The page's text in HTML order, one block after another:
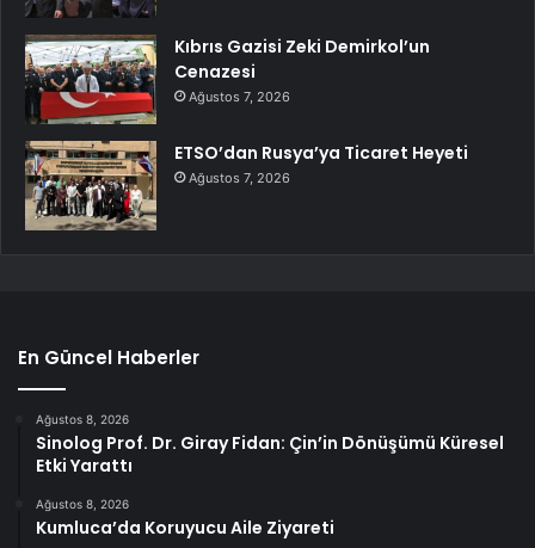
Kıbrıs Gazisi Zeki Demirkol’un
Cenazesi
Ağustos 7, 2026
ETSO’dan Rusya’ya Ticaret Heyeti
Ağustos 7, 2026
En Güncel Haberler
Ağustos 8, 2026
Sinolog Prof. Dr. Giray Fidan: Çin’in Dönüşümü Küresel
Etki Yarattı
Ağustos 8, 2026
Kumluca’da Koruyucu Aile Ziyareti